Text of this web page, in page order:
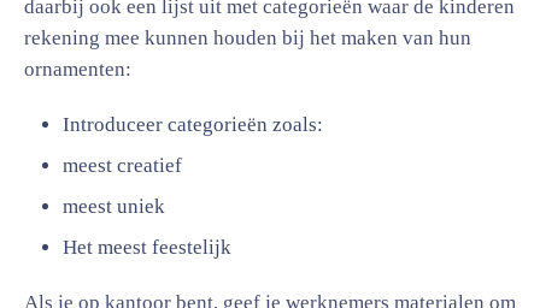
daarbij ook een lijst uit met categorieën waar de kinderen
rekening mee kunnen houden bij het maken van hun
ornamenten:
Introduceer categorieën zoals:
meest creatief
meest uniek
Het meest feestelijk
Als je op kantoor bent, geef je werknemers materialen om